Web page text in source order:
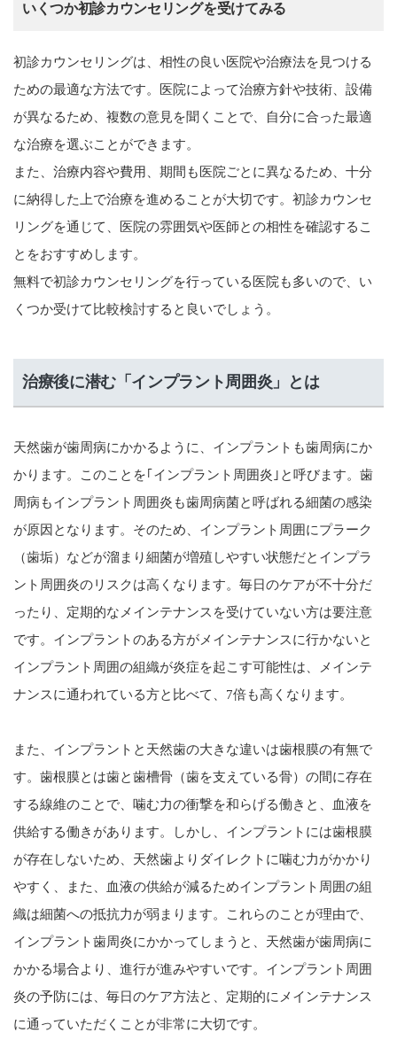
いくつか初診カウンセリングを受けてみる
初診カウンセリングは、相性の良い医院や治療法を見つける
ための最適な方法です。医院によって治療方針や技術、設備
が異なるため、複数の意見を聞くことで、自分に合った最適
な治療を選ぶことができます。
また、治療内容や費用、期間も医院ごとに異なるため、十分
に納得した上で治療を進めることが大切です。初診カウンセ
リングを通じて、医院の雰囲気や医師との相性を確認するこ
とをおすすめします。
無料で初診カウンセリングを行っている医院も多いので、い
くつか受けて比較検討すると良いでしょう。
治療後に潜む「インプラント周囲炎」とは
天然歯が歯周病にかかるように、インプラントも歯周病にか
かります。このことを｢インプラント周囲炎｣と呼びます。歯
周病もインプラント周囲炎も歯周病菌と呼ばれる細菌の感染
が原因となります。そのため、インプラント周囲にプラーク
（歯垢）などが溜まり細菌が増殖しやすい状態だとインプラ
ント周囲炎のリスクは高くなります。毎日のケアが不十分だ
ったり、定期的なメインテナンスを受けていない方は要注意
です。インプラントのある方がメインテナンスに行かないと
インプラント周囲の組織が炎症を起こす可能性は、メインテ
ナンスに通われている方と比べて、7倍も高くなります。
また、インプラントと天然歯の大きな違いは歯根膜の有無で
す。歯根膜とは歯と歯槽骨（歯を支えている骨）の間に存在
する線維のことで、噛む力の衝撃を和らげる働きと、血液を
供給する働きがあります。しかし、インプラントには歯根膜
が存在しないため、天然歯よりダイレクトに噛む力がかかり
やすく、また、血液の供給が減るためインプラント周囲の組
織は細菌への抵抗力が弱まります。これらのことが理由で、
インプラント歯周炎にかかってしまうと、天然歯が歯周病に
かかる場合より、進行が進みやすいです。インプラント周囲
炎の予防には、毎日のケア方法と、定期的にメインテナンス
に通っていただくことが非常に大切です。